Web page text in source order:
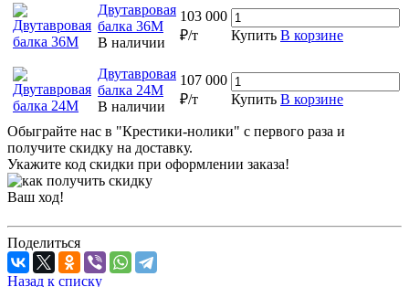
Двутавровая
балка 36М
В наличии
103 000
₽/т
Купить В корзине
Двутавровая
балка 24М
В наличии
107 000
₽/т
Купить В корзине
Обыграйте нас в "Крестики-нолики" с первого раза и
получите скидку на доставку.
Укажите код скидки при оформлении заказа!
Ваш ход!
Поделиться
Назад к списку